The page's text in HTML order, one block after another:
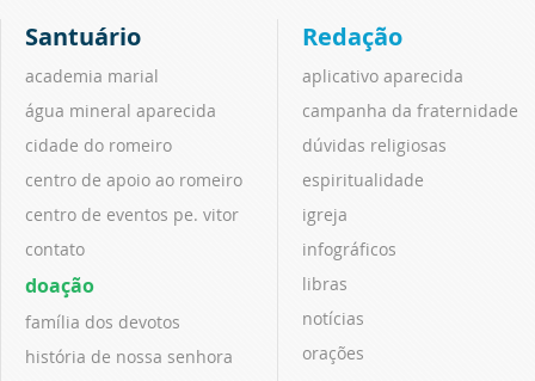
Santuário
academia marial
água mineral aparecida
cidade do romeiro
centro de apoio ao romeiro
centro de eventos pe. vitor
contato
doação
família dos devotos
história de nossa senhora
Redação
aplicativo aparecida
campanha da fraternidade
dúvidas religiosas
espiritualidade
igreja
infográficos
libras
notícias
orações